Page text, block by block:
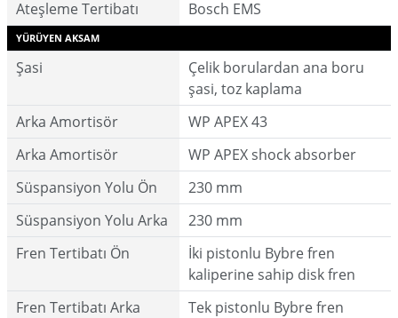
Ateşleme Tertibatı Bosch EMS
YÜRÜYEN AKSAM
Şasi
Çelik borulardan ana boru
şasi, toz kaplama
Arka Amortisör
WP APEX 43
Arka Amortisör
WP APEX shock absorber
Süspansiyon Yolu Ön
230 mm
Süspansiyon Yolu Arka
230 mm
Fren Tertibatı Ön
İki pistonlu Bybre fren
kaliperine sahip disk fren
Fren Tertibatı Arka
Tek pistonlu Bybre fren